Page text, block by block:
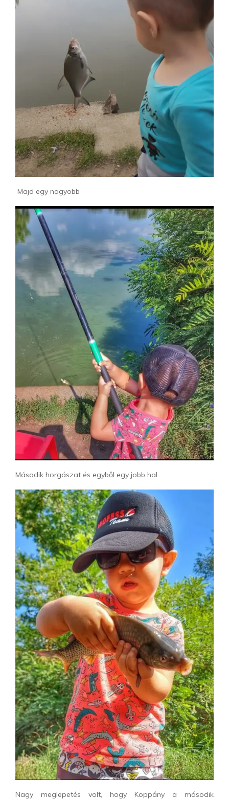
Majd egy nagyobb
Második horgászat és egyből egy jobb hal
Nagy meglepetés volt, hogy Koppány a második